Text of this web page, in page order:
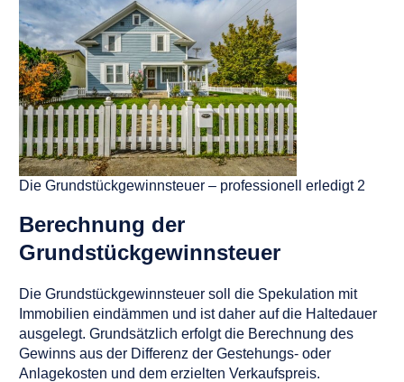
Die Grundstückgewinnsteuer – professionell erledigt 2
Berechnung der
Grundstückgewinnsteuer
Die Grundstückgewinnsteuer soll die Spekulation mit
Immobilien eindämmen und ist daher auf die Haltedauer
ausgelegt. Grundsätzlich erfolgt die Berechnung des
Gewinns aus der Differenz der Gestehungs- oder
Anlagekosten und dem erzielten Verkaufspreis.